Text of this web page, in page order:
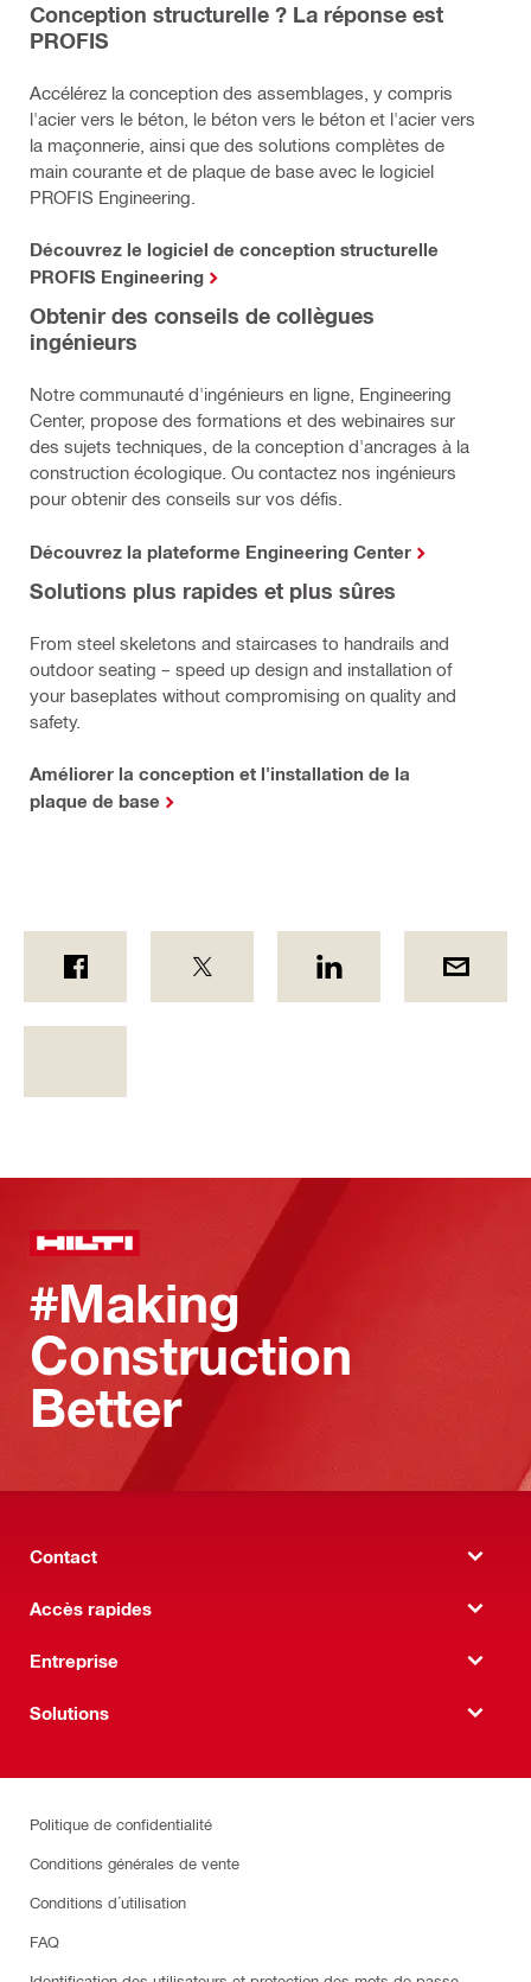
Conception structurelle ? La réponse est
PROFIS
Accélérez la conception des assemblages, y compris
l'acier vers le béton, le béton vers le béton et l'acier vers
la maçonnerie, ainsi que des solutions complètes de
main courante et de plaque de base avec le logiciel
PROFIS Engineering.
Découvrez le logiciel de conception structurelle
PROFIS Engineering
Obtenir des conseils de collègues
ingénieurs
Notre communauté d'ingénieurs en ligne, Engineering
Center, propose des formations et des webinaires sur
des sujets techniques, de la conception d'ancrages à la
construction écologique. Ou contactez nos ingénieurs
pour obtenir des conseils sur vos défis.
Découvrez la plateforme Engineering Center
Solutions plus rapides et plus sûres
From steel skeletons and staircases to handrails and
outdoor seating – speed up design and installation of
your baseplates without compromising on quality and
safety.
Améliorer la conception et l'installation de la
plaque de base
#Making
Construction
Better
Contact
Accès rapides
Entreprise
Solutions
Politique de confidentialité
Conditions générales de vente
Conditions d´utilisation
FAQ